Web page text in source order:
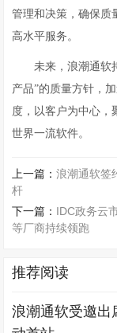
管理和决策，确保质
高水平服务。
未来，浪潮通软
产品”的质量方针，
度，以客户为中心，
世界一流软件。
上一篇：浪潮通软签
杆
下一篇： IDC政务云
等厂商持续领跑
推荐阅读
浪潮通软受邀出